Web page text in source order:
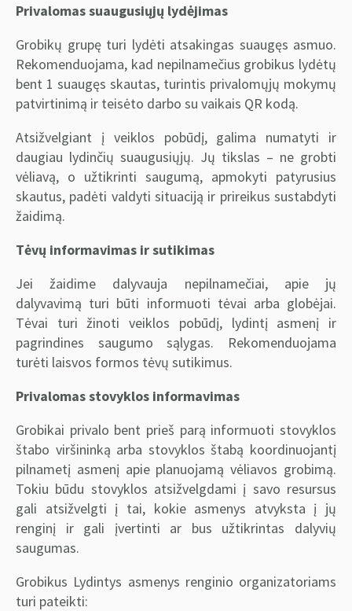
Privalomas suaugusiųjų lydėjimas
Grobikų grupę turi lydėti atsakingas suaugęs asmuo.
Rekomenduojama, kad nepilnamečius grobikus lydėtų
bent 1 suaugęs skautas, turintis privalomųjų mokymų
patvirtinimą ir teisėto darbo su vaikais QR kodą.
Atsižvelgiant į veiklos pobūdį, galima numatyti ir
daugiau lydinčių suaugusiųjų. Jų tikslas – ne grobti
vėliavą, o užtikrinti saugumą, apmokyti patyrusius
skautus, padėti valdyti situaciją ir prireikus sustabdyti
žaidimą.
Tėvų informavimas ir sutikimas
Jei žaidime dalyvauja nepilnamečiai, apie jų
dalyvavimą turi būti informuoti tėvai arba globėjai.
Tėvai turi žinoti veiklos pobūdį, lydintį asmenį ir
pagrindines saugumo sąlygas. Rekomenduojama
turėti laisvos formos tėvų sutikimus.
Privalomas stovyklos informavimas
Grobikai privalo bent prieš parą informuoti stovyklos
štabo viršininką arba stovyklos štabą koordinuojantį
pilnametį asmenį apie planuojamą vėliavos grobimą.
Tokiu būdu stovyklos atsižvelgdami į savo resursus
gali atsižvelgti į tai, kokie asmenys atvyksta į jų
renginį ir gali įvertinti ar bus užtikrintas dalyvių
saugumas.
Grobikus Lydintys asmenys renginio organizatoriams
turi pateikti: